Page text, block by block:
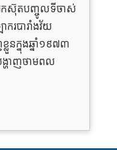
នកស៊ុតបញ្ចូលទីចាស់
ករបារាំងវ័យ
នក្នុងឆ្នាំ១៩៧៣
ហាញថាមពល